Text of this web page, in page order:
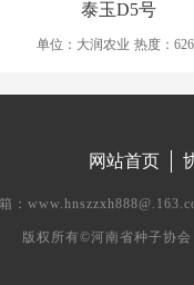
泰玉D5号
单位：大润农业 热度：
网站首页
：
版权所有©河南省种子协